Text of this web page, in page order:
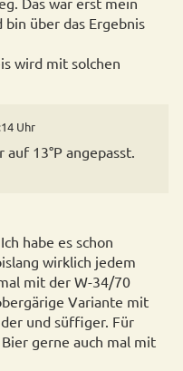
über das Ergebnis
wird mit solchen
Uhr
auf 13°P angepasst.
habe es schon
wirklich jedem
mit der W-34/70
Variante mit
und süffiger. Für
gerne auch mal mit